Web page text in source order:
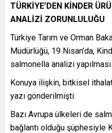
TÜRKİYE’DEN KİNDER
ANALİZİ ZORUNLULUĞU
Türkiye Tarım ve Orman
Müdürlüğü, 19 Nisan’da,
salmonella analizi
Konuya ilişkin, bitkisel
yazı gönderilmişti.
Bazı Avrupa ülkeleri de
bağlantı olduğu şüphesiyle